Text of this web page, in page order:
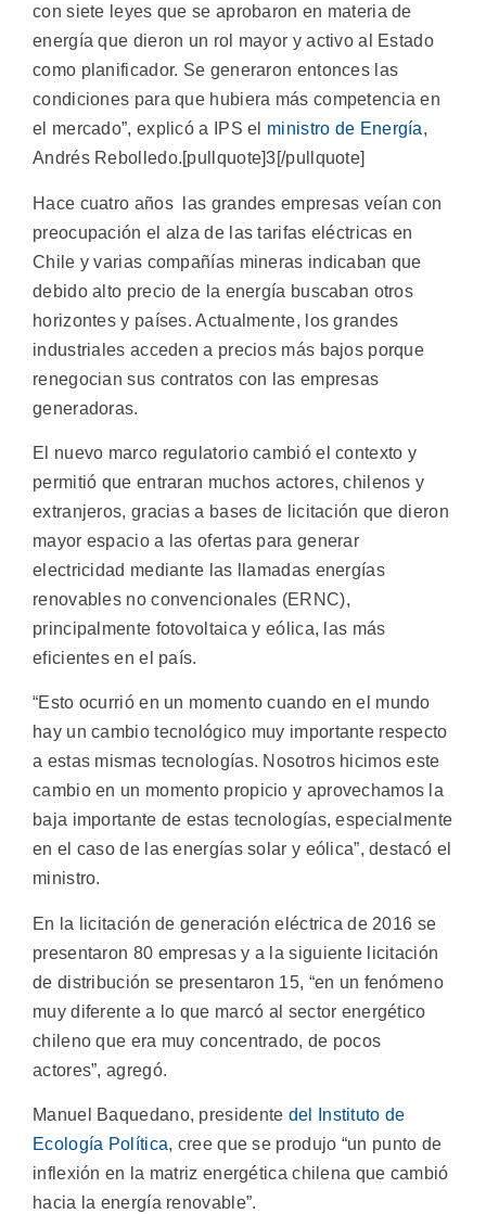
con siete leyes que se aprobaron en materia de
energía que dieron un rol mayor y activo al Estado
como planificador. Se generaron entonces las
condiciones para que hubiera más competencia en
el mercado”, explicó a IPS el ministro de Energía,
Andrés Rebolledo.[pullquote]3[/pullquote]
Hace cuatro años las grandes empresas veían con
preocupación el alza de las tarifas eléctricas en
Chile y varias compañías mineras indicaban que
debido alto precio de la energía buscaban otros
horizontes y países. Actualmente, los grandes
industriales acceden a precios más bajos porque
renegocian sus contratos con las empresas
generadoras.
El nuevo marco regulatorio cambió el contexto y
permitió que entraran muchos actores, chilenos y
extranjeros, gracias a bases de licitación que dieron
mayor espacio a las ofertas para generar
electricidad mediante las llamadas energías
renovables no convencionales (ERNC),
principalmente fotovoltaica y eólica, las más
eficientes en el país.
“Esto ocurrió en un momento cuando en el mundo
hay un cambio tecnológico muy importante respecto
a estas mismas tecnologías. Nosotros hicimos este
cambio en un momento propicio y aprovechamos la
baja importante de estas tecnologías, especialmente
en el caso de las energías solar y eólica”, destacó el
ministro.
En la licitación de generación eléctrica de 2016 se
presentaron 80 empresas y a la siguiente licitación
de distribución se presentaron 15, “en un fenómeno
muy diferente a lo que marcó al sector energético
chileno que era muy concentrado, de pocos
actores”, agregó.
Manuel Baquedano, presidente del Instituto de
Ecología Política, cree que se produjo “un punto de
inflexión en la matriz energética chilena que cambió
hacia la energía renovable”.